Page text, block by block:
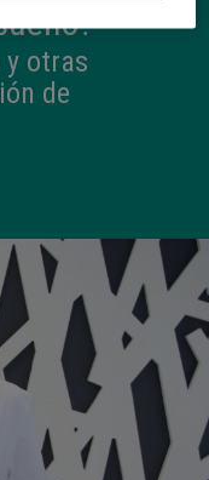
y otras
de